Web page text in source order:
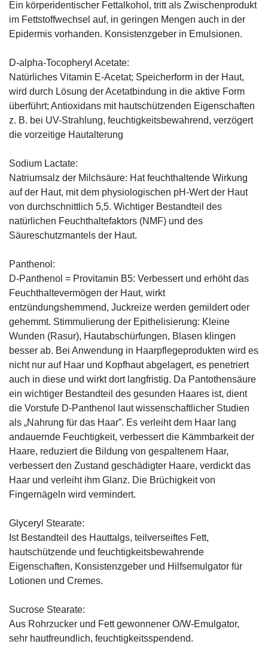
Ein körperidentischer Fettalkohol, tritt als Zwischenprodukt
im Fettstoffwechsel auf, in geringen Mengen auch in der
Epidermis vorhanden. Konsistenzgeber in Emulsionen.
D-alpha-Tocopheryl Acetate:
Natürliches Vitamin E-Acetat; Speicherform in der Haut,
wird durch Lösung der Acetatbindung in die aktive Form
überführt; Antioxidans mit hautschützenden Eigenschaften
z. B. bei UV-Strahlung, feuchtigkeitsbewahrend, verzögert
die vorzeitige Hautalterung
Sodium Lactate:
Natriumsalz der Milchsäure: Hat feuchthaltende Wirkung
auf der Haut, mit dem physiologischen pH-Wert der Haut
von durchschnittlich 5,5. Wichtiger Bestandteil des
natürlichen Feuchthaltefaktors (NMF) und des
Säureschutzmantels der Haut.
Panthenol:
D-Panthenol = Provitamin B5: Verbessert und erhöht das
Feuchthaltevermögen der Haut, wirkt
entzündungshemmend, Juckreize werden gemildert oder
gehemmt. Stimmulierung der Epithelisierung: Kleine
Wunden (Rasur), Hautabschürfungen, Blasen klingen
besser ab. Bei Anwendung in Haarpflegeprodukten wird es
nicht nur auf Haar und Kopfhaut abgelagert, es penetriert
auch in diese und wirkt dort langfristig. Da Pantothensäure
ein wichtiger Bestandteil des gesunden Haares ist, dient
die Vorstufe D-Panthenol laut wissenschaftlicher Studien
als „Nahrung für das Haar”. Es verleiht dem Haar lang
andauernde Feuchtigkeit, verbessert die Kämmbarkeit der
Haare, reduziert die Bildung von gespaltenem Haar,
verbessert den Zustand geschädigter Haare, verdickt das
Haar und verleiht ihm Glanz. Die Brüchigkeit von
Fingernägeln wird vermindert.
Glyceryl Stearate:
Ist Bestandteil des Hauttalgs, teilverseiftes Fett,
hautschützende und feuchtigkeitsbewahrende
Eigenschaften, Konsistenzgeber und Hilfsemulgator für
Lotionen und Cremes.
Sucrose Stearate:
Aus Rohrzucker und Fett gewonnener O/W-Emulgator,
sehr hautfreundlich, feuchtigkeitsspendend.